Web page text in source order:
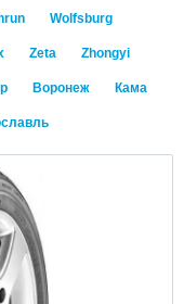
Wolfsburg
Zeta Zhongyi
Воронеж Кама